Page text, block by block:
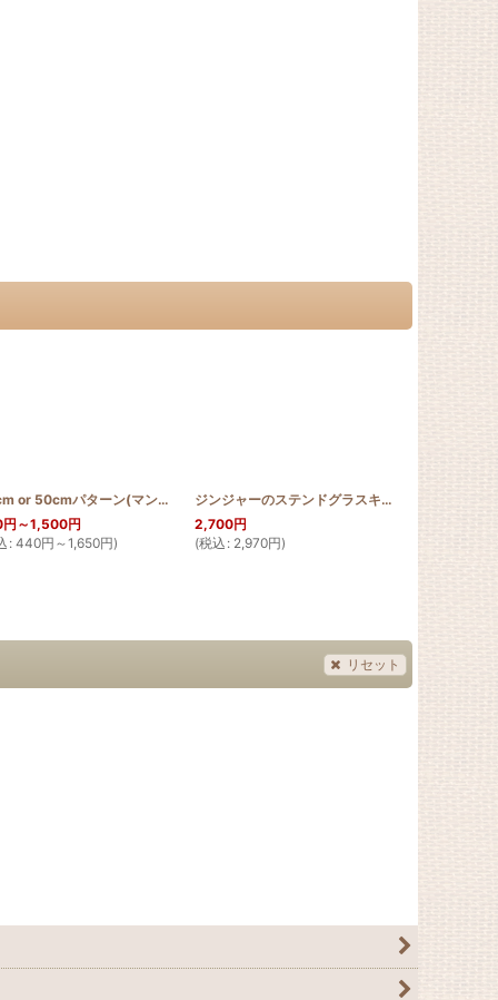
] 45cm or 50cmパターン(マンゴー) [PATTERN_T50_MANGO]
円 ～1,500円
: 440円 ～1,650円)
ジンジャーのステンドグラスキルトタペストリー20_25
2,700円
(税込 : 2,970円)
リセット